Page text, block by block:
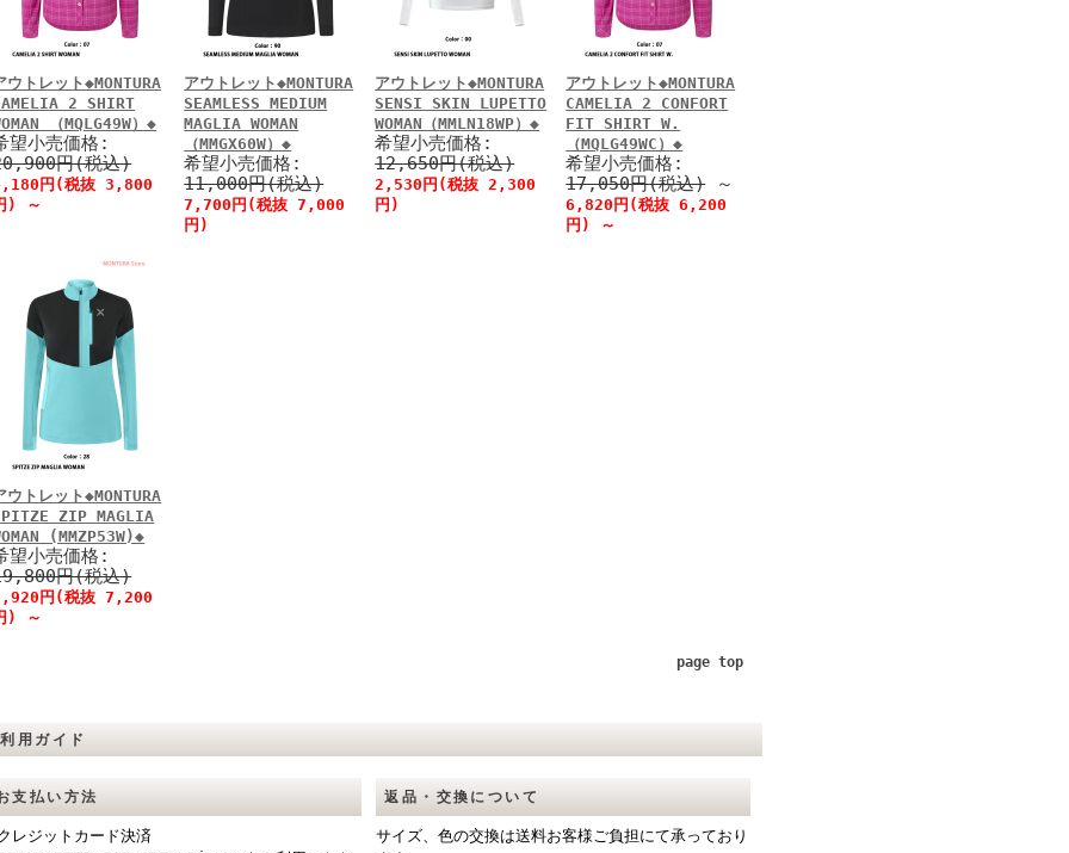
ウトレット◆MONTURA
2 SHIRT
（MQLG49W）◆
望小売価格:
円(税込)
円(税抜 3,800
)
～
アウトレット◆MONTURA
SEAMLESS MEDIUM
MAGLIA WOMAN
（MMGX60W）◆
希望小売価格:
11,000円(税込)
7,700円(税抜 7,000
円)
アウトレット◆MONTURA
SENSI SKIN LUPETTO
WOMAN（MMLN18WP）◆
希望小売価格:
12,650円(税込)
2,530円(税抜 2,300
円)
アウトレット◆MONTURA
CAMELIA 2 CONFORT
FIT SHIRT W.
（MQLG49WC）◆
希望小売価格:
17,050円(税込)
～
6,820円(税抜 6,200
円)
～
ウトレット◆MONTURA
ZIP MAGLIA
(MMZP53W)◆
望小売価格:
円(税込)
円(税抜 7,200
)
～
page top
用ガイド
支払い方法
レジットカード決済
返品・交換について
サイズ、色の交換は送料お客様ご負担にて承っており